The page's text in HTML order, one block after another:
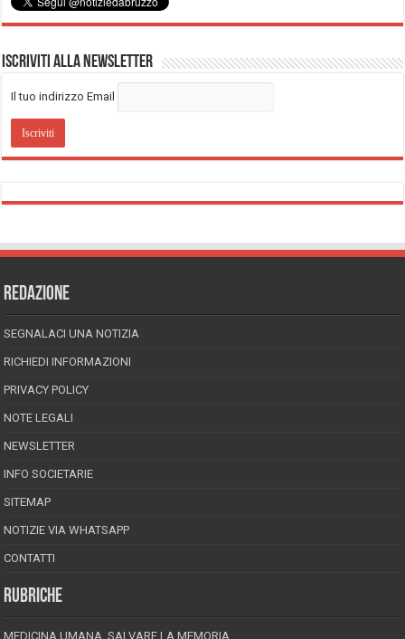
Iscriviti alla Newsletter
Il tuo indirizzo Email
REDAZIONE
SEGNALACI UNA NOTIZIA
RICHIEDI INFORMAZIONI
PRIVACY POLICY
NOTE LEGALI
NEWSLETTER
INFO SOCIETARIE
SITEMAP
NOTIZIE VIA WHATSAPP
CONTATTI
RUBRICHE
MEDICINA UMANA, SALVARE LA MEMORIA